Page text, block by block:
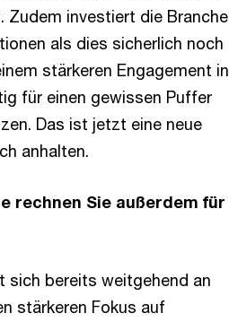
Zudem investiert die Branche
als dies sicherlich noch
stärkeren Engagement in
für einen gewissen Puffer
Das ist jetzt eine neue
anhalten.
rechnen Sie außerdem für
sich bereits weitgehend an
stärkeren Fokus auf